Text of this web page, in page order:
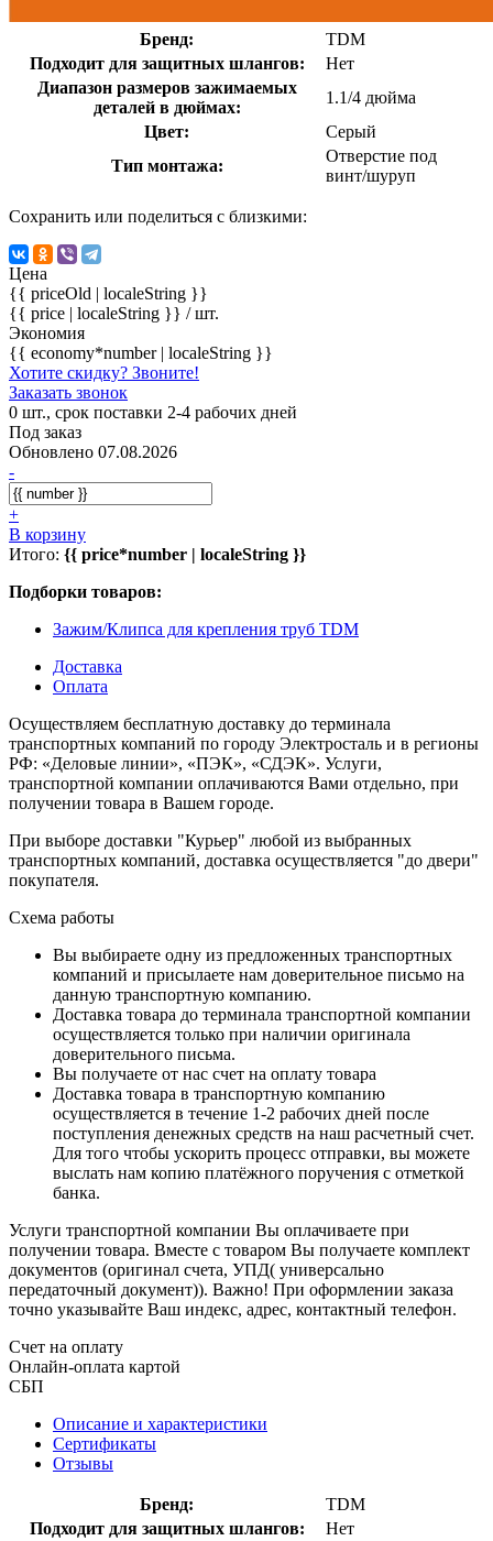
Бренд:
TDM
Подходит для защитных шлангов:
Нет
Диапазон размеров зажимаемых
деталей в дюймах:
1.1/4 дюйма
Цвет:
Серый
Тип монтажа:
Отверстие под
винт/шуруп
Сохранить или поделиться с близкими:
Цена
{{ priceOld | localeString }}
{{ price | localeString }} / шт.
Экономия
{{ economy*number | localeString }}
Хотите скидку? Звоните!
Заказать звонок
0 шт., срок поставки 2-4 рабочих дней
Под заказ
Обновлено 07.08.2026
-
+
В корзину
Итого: {{ price*number | localeString }}
Подборки товаров:
Зажим/Клипса для крепления труб TDM
Доставка
Оплата
Осуществляем бесплатную доставку до терминала
транспортных компаний по городу Электросталь и в регионы
РФ: «Деловые линии», «ПЭК», «СДЭК». Услуги,
транспортной компании оплачиваются Вами отдельно, при
получении товара в Вашем городе.
При выборе доставки "Курьер" любой из выбранных
транспортных компаний, доставка осуществляется "до двери"
покупателя.
Схема работы
Вы выбираете одну из предложенных транспортных
компаний и присылаете нам доверительное письмо на
данную транспортную компанию.
Доставка товара до терминала транспортной компании
осуществляется только при наличии оригинала
доверительного письма.
Вы получаете от нас счет на оплату товара
Доставка товара в транспортную компанию
осуществляется в течение 1-2 рабочих дней после
поступления денежных средств на наш расчетный счет.
Для того чтобы ускорить процесс отправки, вы можете
выслать нам копию платёжного поручения с отметкой
банка.
Услуги транспортной компании Вы оплачиваете при
получении товара. Вместе с товаром Вы получаете комплект
документов (оригинал счета, УПД( универсально
передаточный документ)). Важно! При оформлении заказа
точно указывайте Ваш индекс, адрес, контактный телефон.
Счет на оплату
Онлайн-оплата картой
СБП
Описание и характеристики
Сертификаты
Отзывы
Бренд:
TDM
Подходит для защитных шлангов:
Нет